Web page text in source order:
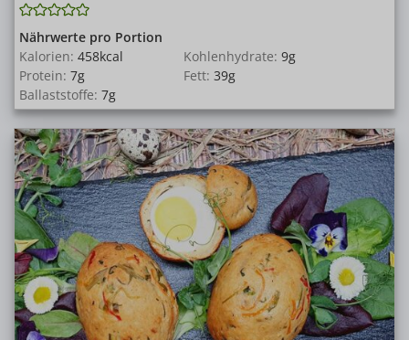
Nährwerte pro Portion
Kalorien: 458kcal Kohlenhydrate: 9g
Protein: 7g Fett: 39g
Ballaststoffe: 7g